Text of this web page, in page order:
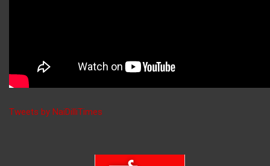
Tweets by NaiDilliTimes